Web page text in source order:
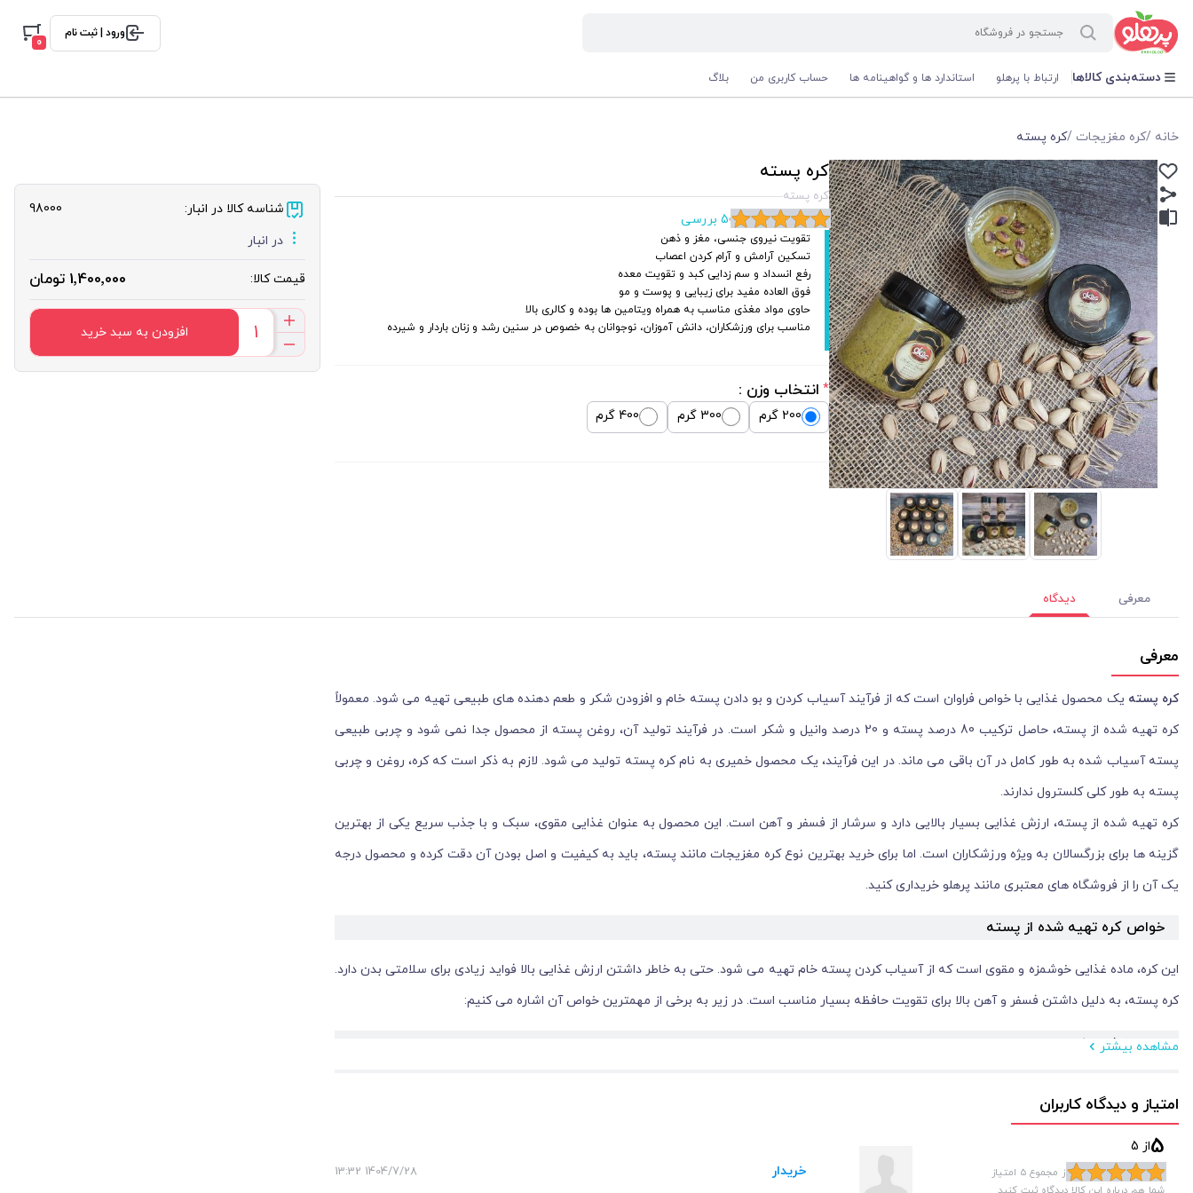
ورود | ثبت نام
0
دسته‌بندی کالاها ارتباط با پرهلو استاندارد ها و گواهینامه ها حساب کاربری من بلاگ
خانه /کره مغزیجات /کره پسته
کره پسته
کره پسته
5 بررسی
تقویت نیروی جنسی، مغز و ذهن
تسکین آرامش و آرام کردن اعصاب
رفع انسداد و سم زدایی کبد و تقویت معده
فوق العاده مفید برای زیبایی و پوست و مو
حاوی مواد مغذی مناسب به همراه ویتامین ها بوده و کالری بالا
مناسب برای ورزشکاران، دانش آموزان، نوجوانان به خصوص در سنین رشد و زنان باردار و شیرده
* انتخاب وزن :
200 گرم 300 گرم 400 گرم
شناسه کالا در انبار:
98000
در انبار
قیمت کالا: 1٬400٬000 تومان
افزودن به سبد خرید
معرفی دیدگاه
معرفی
کره پسته یک محصول غذایی با خواص فراوان است که از فرآیند آسیاب کردن و بو دادن پسته خام و افزودن شکر و طعم دهنده های طبیعی تهیه می شود. معمولاً
کره تهیه شده از پسته، حاصل ترکیب 80 درصد پسته و 20 درصد وانیل و شکر است. در فرآیند تولید آن، روغن پسته از محصول جدا نمی شود و چربی طبیعی
پسته آسیاب شده به طور کامل در آن باقی می ماند. در این فرآیند، یک محصول خمیری به نام کره پسته تولید می شود. لازم به ذکر است که کره، روغن و چربی
پسته به طور کلی کلسترول ندارند.
کره تهیه شده از پسته، ارزش غذایی بسیار بالایی دارد و سرشار از فسفر و آهن است. این محصول به عنوان غذایی مقوی، سبک و با جذب سریع یکی از بهترین
گزینه ها برای بزرگسالان به ویژه ورزشکاران است. اما برای خرید بهترین نوع کره مغزیجات مانند پسته، باید به کیفیت و اصل بودن آن دقت کرده و محصول درجه
یک آن را از فروشگاه های معتبری مانند پرهلو خریداری کنید.
خواص کره تهیه شده از پسته
این کره، ماده غذایی خوشمزه و مقوی است که از آسیاب کردن پسته خام تهیه می شود. حتی به خاطر داشتن ارزش غذایی بالا فواید زیادی برای سلامتی بدن دارد.
کره پسته، به دلیل داشتن فسفر و آهن بالا برای تقویت حافظه بسیار مناسب است. در زیر به برخی از مهمترین خواص آن اشاره می کنیم:
منبع انرژی مفید برای بدن
کره حاصل از پسته، همچنین حاوی فیبر است که به هضم غذا و احساس سیری در طول روز کمک می‌ کند.
سرشار از پروتئین
مشاهده بیشتر
امتیاز و دیدگاه کاربران
5از 5
از مجموع 5 امتیاز
خریدار 1404/7/28 13:32